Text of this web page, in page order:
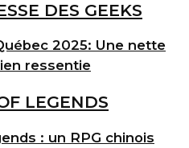
2025: Une nette
ressentie
: un RPG chinois